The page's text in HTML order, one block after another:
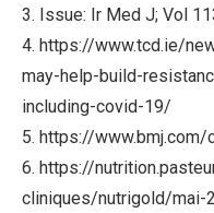
3. Issue: Ir Med J; Vol
4. https://www.tcd.ie/
may-help-build-
including-covid-19/
5. https://
6. https://
cliniques/nutrigold/mai-